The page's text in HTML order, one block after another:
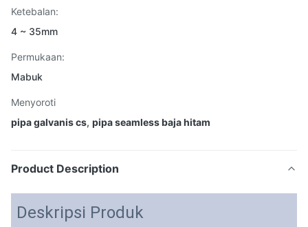
Ketebalan:
4 ~ 35mm
Permukaan:
Mabuk
Menyoroti
pipa galvanis cs, pipa seamless baja hitam
Product Description
Deskripsi Produk